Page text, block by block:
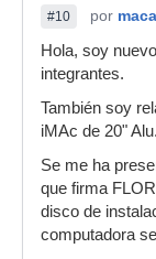
#10 por
Hola, soy
integrantes.
También soy
iMAc de 20" Alu.
Se me ha
que firma
disco de
computadora